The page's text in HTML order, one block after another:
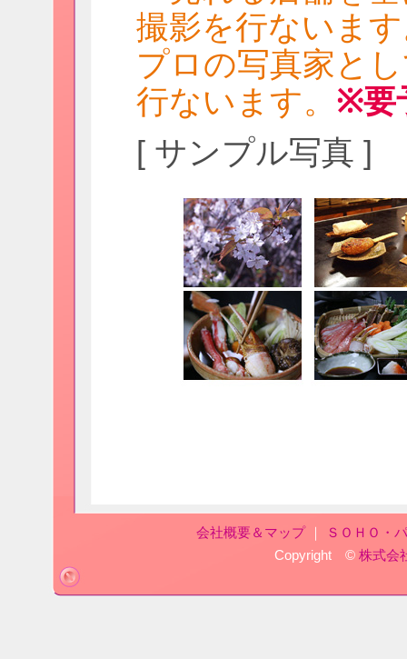
撮影を行ないま
プロの写真家と
行ないます。 ※要
[ サンプル写真 ]
会社概要＆マップ｜
ＳＯＨＯ・
Copyright © 株式会